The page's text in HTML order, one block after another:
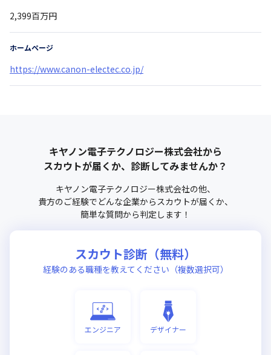
2,399百万円
ホームページ
https://www.canon-electec.co.jp/
キヤノン電子テクノロジー株式会社から
スカウトが届くか、診断してみませんか？
キヤノン電子テクノロジー株式会社の他、
貴方のご経験でどんな企業からスカウトが届くか、
簡単な質問から判定します！
スカウト診断（無料）
経験のある職種を教えてください（複数選択可）
エンジニア デザイナー